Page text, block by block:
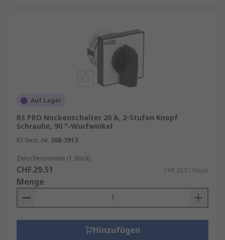
Auf Lager
RS PRO Nockenschalter 20 A, 2-Stufen Knopf
Schraube, 90 °-Wurfwinkel
RS Best.-Nr. 208-3913
Zwischensumme (1 Stück)
CHF.29.51 CHF.29.51/Stück
Menge
Hinzufügen